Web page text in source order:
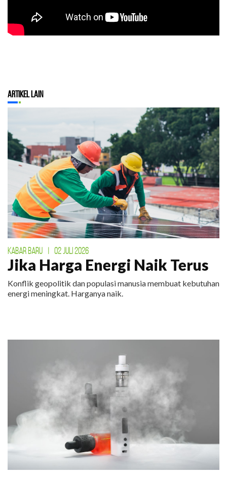
Artikel Lain
KABAR BARU | 02 JULI 2026
Jika Harga Energi Naik Terus
Konflik geopolitik dan populasi manusia membuat kebutuhan
energi meningkat. Harganya naik.